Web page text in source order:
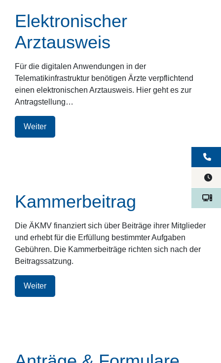
Elektronischer
Arztausweis
Für die digitalen Anwendungen in der
Telematikinfrastruktur benötigen Ärzte verpflichtend
einen elektronischen Arztausweis. Hier geht es zur
Antragstellung…
Weiter
Kammerbeitrag
Die ÄKMV finanziert sich über Beiträge ihrer Mitglieder
und erhebt für die Erfüllung bestimmter Aufgaben
Gebühren. Die Kammerbeiträge richten sich nach der
Beitragssatzung.
Weiter